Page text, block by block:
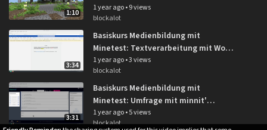
1:10
1 year ago•9 views
blockalot
3:34
Basiskurs Medienbildung mit
Minetest: Textverarbeitung mit Word
Online
1 year ago•3 views
blockalot
3:31
Basiskurs Medienbildung mit
Minetest: Umfrage mit minnit'
kopieren und anpassen
1 year ago•5 views
blockalot